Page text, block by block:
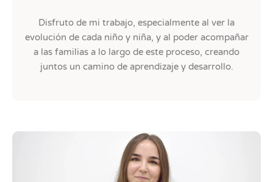
Disfruto de mi trabajo, especialmente al ver la
evolución de cada niño y niña, y al poder acompañar
a las familias a lo largo de este proceso, creando
juntos un camino de aprendizaje y desarrollo.